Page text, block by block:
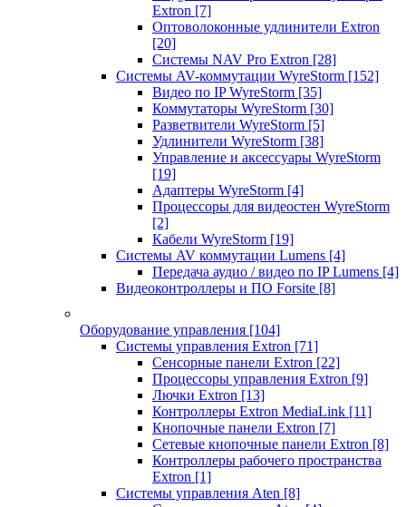
Extron [7]
Оптоволоконные удлинители Extron
[20]
Системы NAV Pro Extron [28]
Системы AV-коммутации WyreStorm [152]
Видео по IP WyreStorm [35]
Коммутаторы WyreStorm [30]
Разветвители WyreStorm [5]
Удлинители WyreStorm [38]
Управление и аксессуары WyreStorm
[19]
Адаптеры WyreStorm [4]
Процессоры для видеостен WyreStorm
[2]
Кабели WyreStorm [19]
Системы AV коммутации Lumens [4]
Передача аудио / видео по IP Lumens [4]
Видеоконтроллеры и ПО Forsite [8]
Оборудование управления [104]
Системы управления Extron [71]
Сенсорные панели Extron [22]
Процессоры управления Extron [9]
Лючки Extron [13]
Контроллеры Extron MediaLink [11]
Кнопочные панели Extron [7]
Сетевые кнопочные панели Extron [8]
Контроллеры рабочего пространства
Extron [1]
Системы управления Aten [8]